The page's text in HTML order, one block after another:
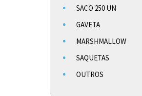
SACO 250 UN
GAVETA
MARSHMALLOW
SAQUETAS
OUTROS